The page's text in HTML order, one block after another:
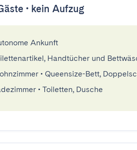
• kein Aufzug
Ankunft
Handtücher und
• Queensize-Bett,
• Toiletten, Dusche